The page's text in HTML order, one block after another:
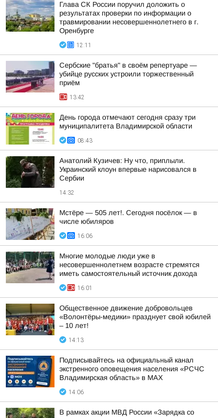
Глава СК России поручил доложить о
результатах проверки по информации о
травмировании несовершеннолетнего в г.
Оренбурге
12:11
Сербские "братья" в своём репертуаре —
убийце русских устроили торжественный
приём
13:42
День города отмечают сегодня сразу три
муниципалитета Владимирской области
08:43
Анатолий Кузичев: Ну что, приплыли.
Украинский клоун впервые нарисовался в
Сербии
14:32
Мстёре — 505 лет!. Сегодня посёлок — в
числе юбиляров
16:06
Многие молодые люди уже в
несовершеннолетнем возрасте стремятся
иметь самостоятельный источник дохода
16:01
Общественное движение добровольцев
«Волонтёры-медики» празднует свой юбилей
– 10 лет!
14:13
Подписывайтесь на официальный канал
экстренного оповещения населения «РСЧС
Владимирская область» в МАХ
14:06
В рамках акции МВД России «Зарядка со